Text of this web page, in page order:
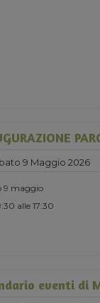
9 Maggio 2026
9 maggio
alle 17:30
eventi di